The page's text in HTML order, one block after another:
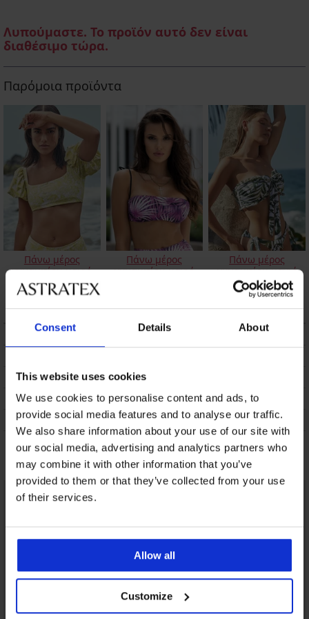
Consent Details About
This website uses cookies
We use cookies to personalise content and ads, to
provide social media features and to analyse our traffic.
We also share information about your use of our site with
our social media, advertising and analytics partners who
may combine it with other information that you’ve
provided to them or that they’ve collected from your use
of their services.
Allow all
Customize
Λυπούμαστε. Το προϊόν αυτό δεν είναι
διαθέσιμο τώρα.
Παρόμοια προϊόντα
Πάνω μέρος
γυναικείου μαγιό
Hope
10,50 €
Πάνω μέρος
γυναικείου μαγιό
Πάνω μέρος
γυναικείου μαγιό
Jungle II
10,50 €
ΠΕΡΙΓΡΑΦΗ
ΑΛΛΑΓΗ
ΣΥΝΤΗΡΗΣΗ ΚΑΙ ΠΛΥΣΗ
Η ΜΆΡΚΑ
Μπορεί να σας αρέσει